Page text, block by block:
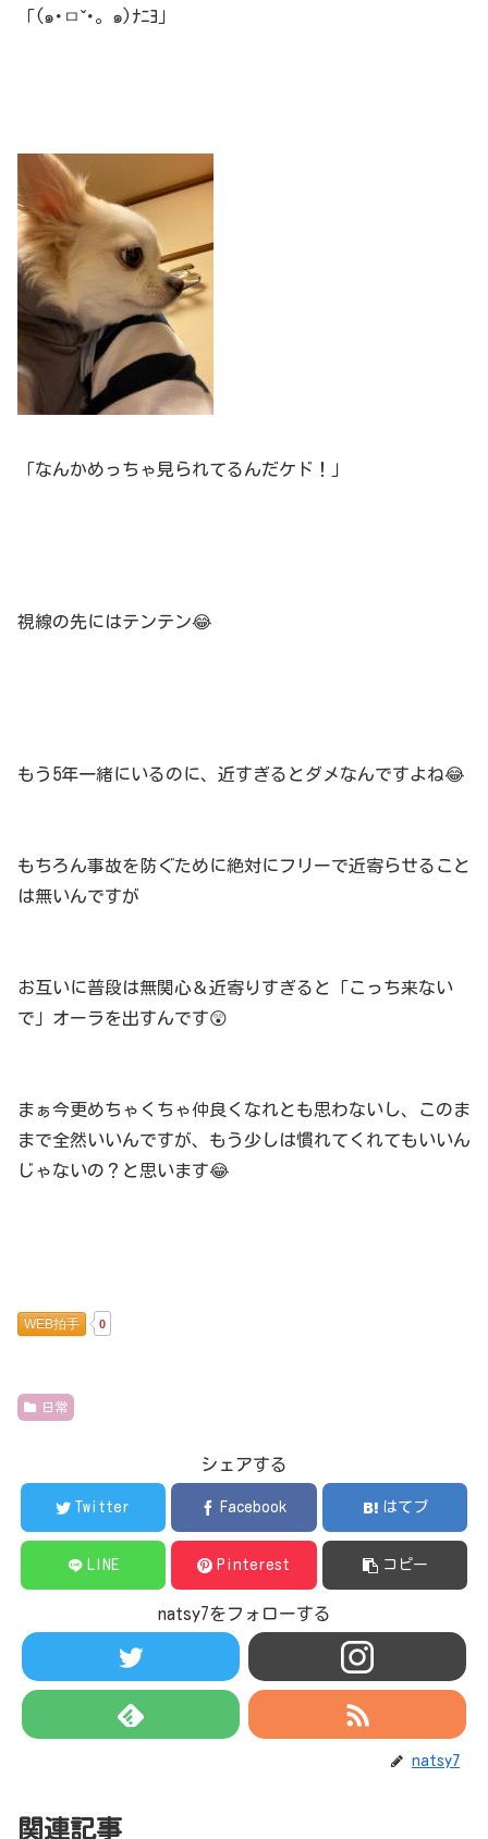
「(๑･ㅁˇ･。๑)ﾅﾆﾖ」
「なんかめっちゃ見られてるんだケド！」
視線の先にはテンテン😂
もう5年一緒にいるのに、近すぎるとダメなんですよね😂
もちろん事故を防ぐために絶対にフリーで近寄らせること
は無いんですが
お互いに普段は無関心＆近寄りすぎると「こっち来ない
で」オーラを出すんです😲
まぁ今更めちゃくちゃ仲良くなれとも思わないし、このま
まで全然いいんですが、もう少しは慣れてくれてもいいん
じゃないの？と思います😂
WEB拍手 0
日常
シェアする
Twitter Facebook はてブ
LINE Pinterest コピー
natsy7をフォローする
natsy7
関連記事